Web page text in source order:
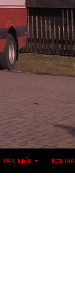
PARTNEŘI